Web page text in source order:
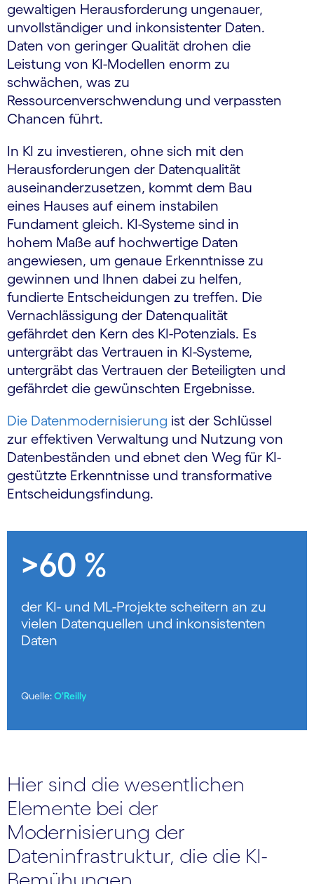
gewaltigen Herausforderung ungenauer,
unvollständiger und inkonsistenter Daten.
Daten von geringer Qualität drohen die
Leistung von KI-Modellen enorm zu
schwächen, was zu
Ressourcenverschwendung und verpassten
Chancen führt.
In KI zu investieren, ohne sich mit den
Herausforderungen der Datenqualität
auseinanderzusetzen, kommt dem Bau
eines Hauses auf einem instabilen
Fundament gleich. KI-Systeme sind in
hohem Maße auf hochwertige Daten
angewiesen, um genaue Erkenntnisse zu
gewinnen und Ihnen dabei zu helfen,
fundierte Entscheidungen zu treffen. Die
Vernachlässigung der Datenqualität
gefährdet den Kern des KI-Potenzials. Es
untergräbt das Vertrauen in KI-Systeme,
untergräbt das Vertrauen der Beteiligten und
gefährdet die gewünschten Ergebnisse.
Die Datenmodernisierung ist der Schlüssel
zur effektiven Verwaltung und Nutzung von
Datenbeständen und ebnet den Weg für KI-
gestützte Erkenntnisse und transformative
Entscheidungsfindung.
>60 %
der KI- und ML-Projekte scheitern an zu
vielen Datenquellen und inkonsistenten
Daten
Quelle:O'Reilly
Hier sind die wesentlichen
Elemente bei der
Modernisierung der
Dateninfrastruktur, die die KI-